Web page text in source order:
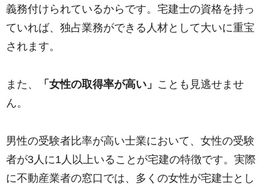
義務付けられているからです。宅建士の資格を持っ
ていれば、独占業務ができる人材として大いに重宝
されます。
また、 「女性の取得率が高い」 ことも見逃せませ
ん。
男性の受験者比率が高い士業において、女性の受験
者が3人に1人以上いることが宅建の特徴です。実際
に不動産業者の窓口では、多くの女性が宅建士とし